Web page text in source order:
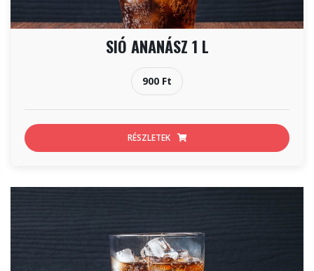
SIÓ ANANÁSZ 1 L
900 Ft
RÉSZLETEK